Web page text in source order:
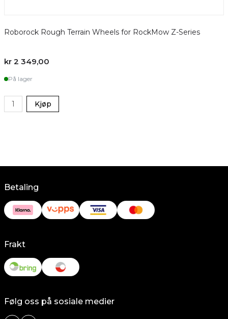
Roborock Rough Terrain Wheels for RockMow Z-Series
kr 2 349,00
På lager
Kjøp
Betaling
Frakt
Følg oss på sosiale medier